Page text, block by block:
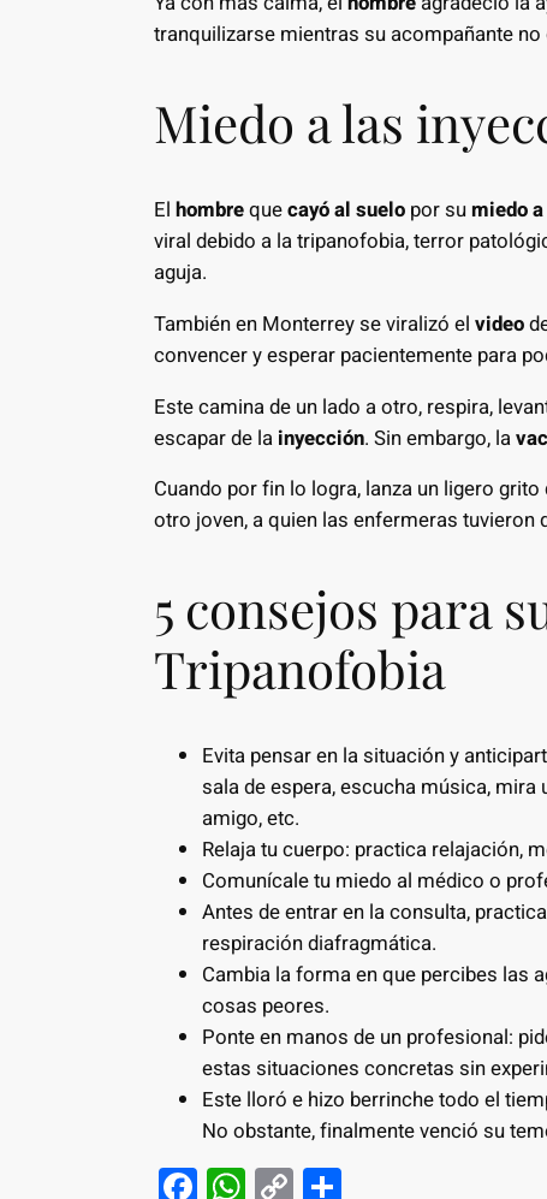
tranquilizarse mientras su acompañante
Miedo a las
El hombrequecayó al suelo por sumiedo
viral debido a la tripanofobia, terror
aguja.
También en Monterrey se viralizó el video
convencer y esperar pacientemente para
Este camina de un lado a otro, respira,
escapar de la inyección. Sin embargo, la
Cuando por fin lo logra, lanza un ligero
otro joven, a quien las enfermeras
5 consejos para
Tripanofobia
Evita pensar en la situación y
sala de espera, escucha música,
amigo, etc.
Relaja tu cuerpo: practica relajación,
Comunícale tu miedo al médico o
Antes de entrar en la consulta,
respiración diafragmática.
Cambia la forma en que percibes las
cosas peores.
Ponte en manos de un profesional:
estas situaciones concretas sin
Este lloró e hizo berrinche todo el
No obstante, finalmente venció su
F W C